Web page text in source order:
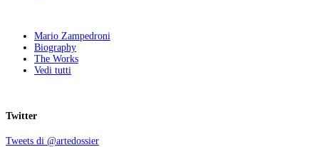
Mario Zampedroni
Biography
The Works
Vedi tutti
Twitter
Tweets di @artedossier